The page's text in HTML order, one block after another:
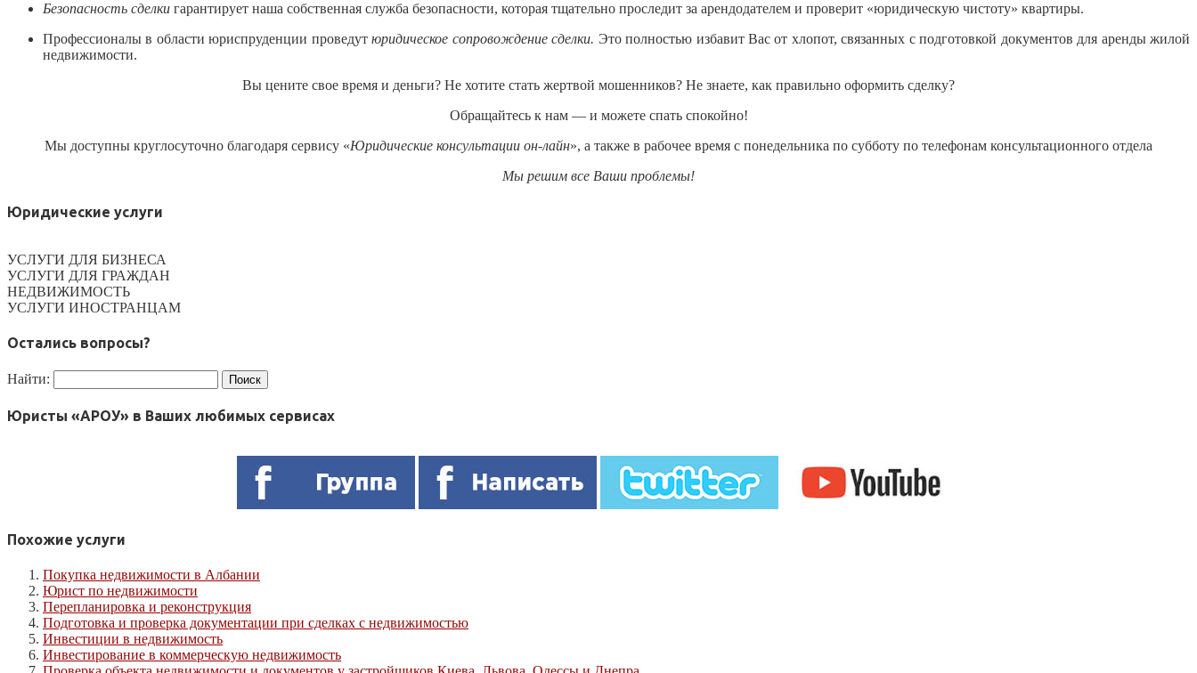
Безопасность сделки гарантирует наша собственная служба безопасности, которая тщательно проследит за арендодателем и проверит «юридическую чистоту» квартиры.
Профессионалы в области юриспруденции проведутюридическое сопровождение сделки. Это полностью избавит Вас от хлопот, связанных с подготовкой документов для аренды жилой
недвижимости.
Вы цените свое время и деньги? Не хотите стать жертвой мошенников? Не знаете, как правильно оформить сделку?
Обращайтесь к нам — и можете спать спокойно!
Мы доступны круглосуточно благодаря сервису «Юридические консультации он-лайн», а также в рабочее время с понедельника по субботу по телефонам консультационного отдела
Мы решим все Ваши проблемы!
Юридические услуги
УСЛУГИ ДЛЯ БИЗНЕСА
УСЛУГИ ДЛЯ ГРАЖДАН
НЕДВИЖИМОСТЬ
УСЛУГИ ИНОСТРАНЦАМ
Остались вопросы?
Найти:
Юристы «АРОУ» в Ваших любимых сервисах
Похожие услуги
Покупка недвижимости в Албании
Юрист по недвижимости
Перепланировка и реконструкция
Подготовка и проверка документации при сделках с недвижимостью
Инвестиции в недвижимость
Инвестирование в коммерческую недвижимость